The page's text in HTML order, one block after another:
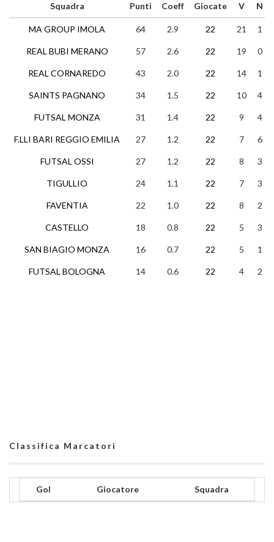
Squadra
MA GROUP IMOLA
REAL BUBI MERANO
REAL CORNAREDO
SAINTS PAGNANO
FUTSAL MONZA
F.LLI BARI REGGIO EMILIA
FUTSAL OSSI
TIGULLIO
FAVENTIA
CASTELLO
SAN BIAGIO MONZA
FUTSAL BOLOGNA
Punti Coeff Giocate V N
64 2.9 22 21 1
57 2.6 22 19 0
43 2.0 22 14 1
34 1.5 22 10 4
31 1.4 22 9 4
27 1.2 22 7 6
27 1.2 22 8 3
24 1.1 22 7 3
22 1.0 22 8 2
18 0.8 22 5 3
16 0.7 22 5 1
14 0.6 22 4 2
Classifica Marcatori
Gol Giocatore Squadra